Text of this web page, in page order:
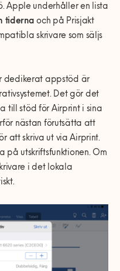
Apple underhåller en lista
tiderna och på Prisjakt
skrivare som säljs
dedikerat appstöd är
Det gör det
till stöd för Airprint i sina
nästan förutsätta att
att skriva ut via Airprint.
på utskriftsfunktionen. Om
i det lokala